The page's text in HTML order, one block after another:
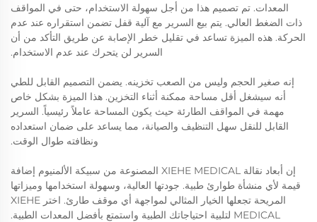
المعدات. تم تصميم هذا من أجل سهولة الاستخدام، حتى في المواقف
ذات الضغط العالي. يتم بيع السرير مع آلية قفل تضمن استقراره عند عدم
الحركة. هذه الميزة تساعد في تقليل خطر الإصابة عن طريق التأكد من أن
السرير لن يتحرك عند عدم الاستخدام.
إنه صغير الحجم وليس من الصعب تخزينه. يضمن التصميم القابل للطي
أنه سيشغل أقل مساحة ممكنة أثناء التخزين. هذا الميزة بشكل خاص
مهمة في المواقف الطارئة حيث يكون المساحة عاملاً رئيسياً. السرير
القابل للنقل سهل التنظيف والصيانة، مما يساعد على ضمان استعداده
ونظافته طوال الوقت.
إن أبعاد نقالة XIEHE MEDICAL المصنوعة من سبيكة الألمنيوم إضافة
قيمة لأي منشأة طوارئ طبية. جودتها العالية، وسهولة استخدامها وميزاتها
المريحة تجعلها الخيار المثالي لمواجهة أي موقف طارئ. اختر XIEHE
MEDICAL لتلبية احتياجاتك الطبية واستمتع بأفضل المعدات الطبية.